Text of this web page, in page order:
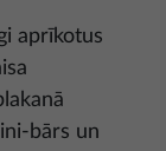
aprīkotus
bārs un